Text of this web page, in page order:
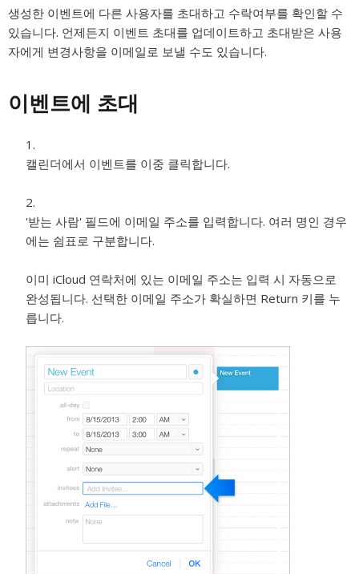
생성한 이벤트에 다른 사용자를 초대하고 수락여부를 확인할 수
있습니다. 언제든지 이벤트 초대를 업데이트하고 초대받은 사용
자에게 변경사항을 이메일로 보낼 수도 있습니다.
이벤트에 초대
캘린더에서 이벤트를 이중 클릭합니다.
'받는 사람' 필드에 이메일 주소를 입력합니다. 여러 명인 경우
에는 쉼표로 구분합니다.
이미 iCloud 연락처에 있는 이메일 주소는 입력 시 자동으로
완성됩니다. 선택한 이메일 주소가 확실하면 Return 키를 누
릅니다.